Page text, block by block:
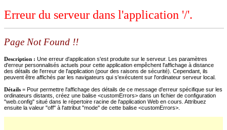
Erreur du serveur dans l'application '/'.
Page Not Found !!
Description : Une erreur d'application s'est produite sur le serveur. Les paramètres
d'erreur personnalisés actuels pour cette application empêchent l'affichage à distance
des détails de l'erreur de l'application (pour des raisons de sécurité). Cependant, ils
peuvent être affichés par les navigateurs qui s'exécutent sur l'ordinateur serveur local.
Détails = Pour permettre l'affichage des détails de ce message d'erreur spécifique sur les
ordinateurs distants, créez une balise <customErrors> dans un fichier de configuration
"web.config" situé dans le répertoire racine de l'application Web en cours. Attribuez
ensuite la valeur "off" à l'attribut "mode" de cette balise <customErrors>.